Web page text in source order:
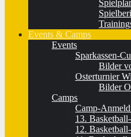
Events & Camps
Events
Sparkassen-
Bilder
Osterturnier
Bilder
Camps
Camp-
13.
12.